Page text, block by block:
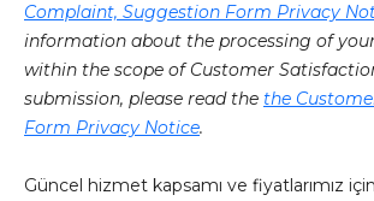
Complaint, Suggestion Form Privacy
information about the processing of
within the scope of Customer
submission, please read the the
Form Privacy Notice.
Güncel hizmet kapsamı ve fiyatlarımız